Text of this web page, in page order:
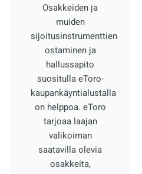
Osakkeiden ja
muiden
sijoitusinstrumenttien
ostaminen ja
hallussapito
suositulla eToro-
kaupankäyntialustalla
on helppoa. eToro
tarjoaa laajan
valikoiman
saatavilla olevia
osakkeita,